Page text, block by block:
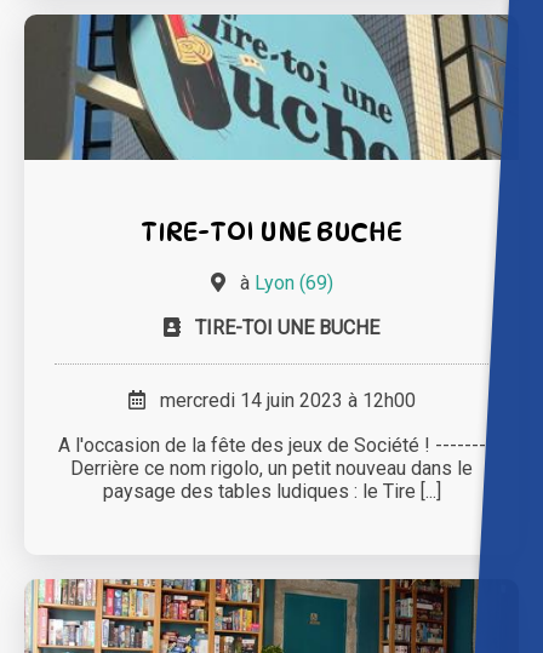
TIRE-TOI UNE BUCHE
à Lyon (69)
TIRE-TOI UNE BUCHE
mercredi 14 juin 2023 à 12h00
A l'occasion de la fête des jeux de Société ! -------
Derrière ce nom rigolo, un petit nouveau dans le
paysage des tables ludiques : le Tire [...]